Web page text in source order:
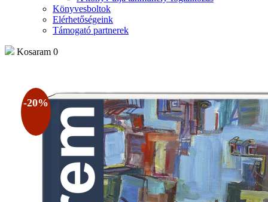
Könyvesboltok
Elérhetőségeink
Támogató partnerek
Kosaram 0
-20%